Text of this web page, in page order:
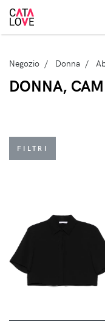
Negozio Donna
DONNA,
FILTRI